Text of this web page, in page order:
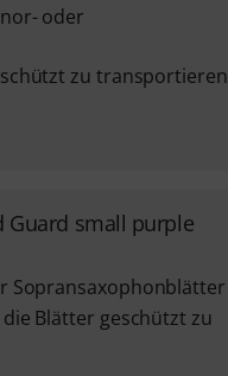
oder
zu transportieren
Guard small purple
Sopransaxophonblätter
Blätter geschützt zu